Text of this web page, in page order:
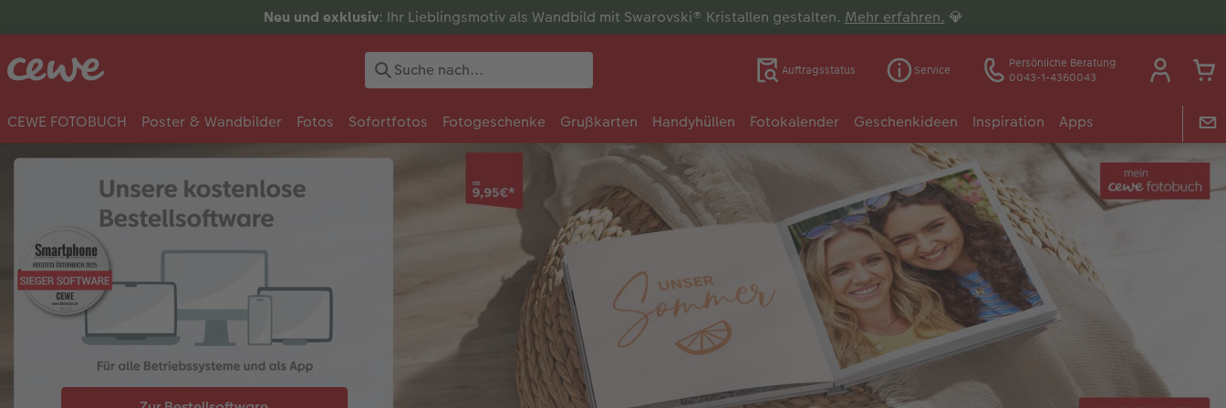
Neu und exklusiv: Ihr Lieblingsmotiv als Wandbild mit Swarovski® Kristallen gestalten. Mehr erfahren. 💎
Auftragsstatus Service
Persönliche Beratung
0043-1-4360043
CEWE FOTOBUCH Poster & Wandbilder Fotos Sofortfotos Fotogeschenke Grußkarten Handyhüllen Fotokalender Geschenkideen Inspiration Apps